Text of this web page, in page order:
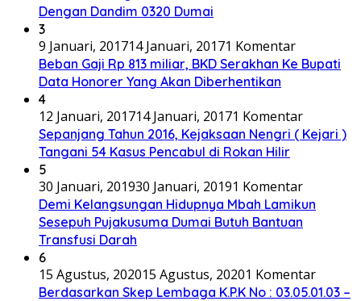
Dengan Dandim 0320 Dumai
3
9 Januari, 201714 Januari, 20171 Komentar
Beban Gaji Rp 813 miliar, BKD Serakhan Ke Bupati
Data Honorer Yang Akan Diberhentikan
4
12 Januari, 201714 Januari, 20171 Komentar
Sepanjang Tahun 2016, Kejaksaan Nengri ( Kejari )
Tangani 54 Kasus Pencabul di Rokan Hilir
5
30 Januari, 201930 Januari, 20191 Komentar
Demi Kelangsungan Hidupnya Mbah Lamikun
Sesepuh Pujakusuma Dumai Butuh Bantuan
Transfusi Darah
6
15 Agustus, 202015 Agustus, 20201 Komentar
Berdasarkan Skep Lembaga K.P.K No : 03.05.01.03 –